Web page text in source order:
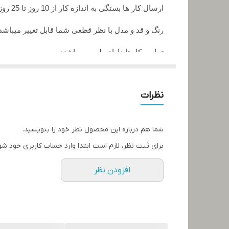
ارسال کار ها بستگی به اندازه کار از 10 روز تا 25 روز زمان میبرد
رنگ و قد و مدل با نظر قطعی شما قابل تغییر
تمامی کارها دارای پلمپ میباشند
در صورت داشتن سوال میتوانید از پشتیبان های ما
نظرات
شما هم درباره این محصول نظر خود را بنویسید.
برای ثبت نظر، لازم است ابتدا وارد حساب کاربری خود
افزودن نظر